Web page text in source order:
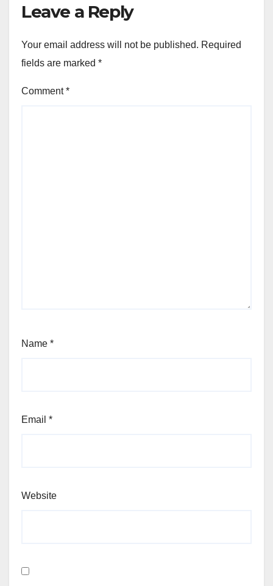
Leave a Reply
Your email address will not be published. Required
fields are marked *
Comment*
Name *
Email *
Website